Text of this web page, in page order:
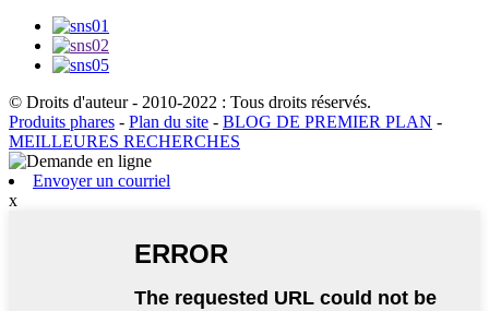
© Droits d'auteur - 2010-2022 : Tous droits réservés.
Produits phares - Plan du site - BLOG DE PREMIER PLAN -
MEILLEURES RECHERCHES
Envoyer un courriel
x